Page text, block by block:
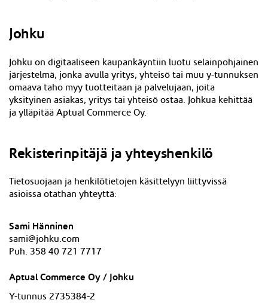
Johku
Johku on digitaaliseen kaupankäyntiin luotu selainpohjainen
järjestelmä, jonka avulla yritys, yhteisö tai muu y-tunnuksen
omaava taho myy tuotteitaan ja palvelujaan, joita
yksityinen asiakas, yritys tai yhteisö ostaa. Johkua kehittää
ja ylläpitää Aptual Commerce Oy.
Rekisterinpitäjä ja yhteyshenkilö
Tietosuojaan ja henkilötietojen käsittelyyn liittyvissä
asioissa otathan yhteyttä:
Sami Hänninen
sami@johku.com
Puh. 358 40 721 7717
Aptual Commerce Oy / Johku
Y-tunnus 2735384-2